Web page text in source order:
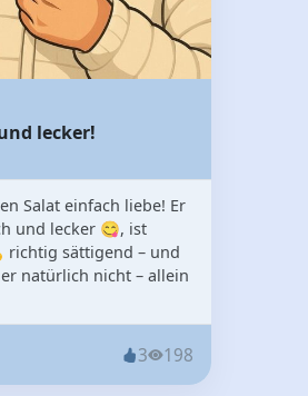
lecker!
Salat einfach liebe! Er
und lecker 😋, ist
richtig sättigend – und
natürlich nicht – allein
3 198